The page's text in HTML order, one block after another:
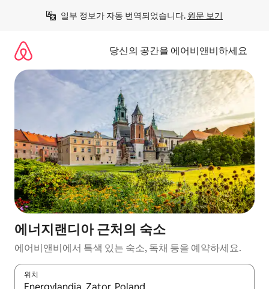
일부 정보가 자동 번역되었습니다. 원문 보기
당신의 공간을 에어비앤비하세요
에너지랜디아 근처의 숙소
에어비앤비에서 특색 있는 숙소, 독채 등을 예약하세요.
위치
결과가 나오면 위·아래 화살표 키를 사용하거나 터치 또는 스와이